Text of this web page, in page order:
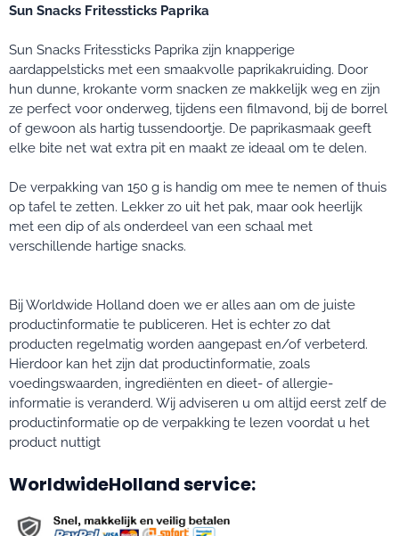
Sun Snacks Fritessticks Paprika
Sun Snacks Fritessticks Paprika zijn knapperige
aardappelsticks met een smaakvolle paprikakruiding. Door
hun dunne, krokante vorm snacken ze makkelijk weg en zijn
ze perfect voor onderweg, tijdens een filmavond, bij de borrel
of gewoon als hartig tussendoortje. De paprikasmaak geeft
elke bite net wat extra pit en maakt ze ideaal om te delen.
De verpakking van 150 g is handig om mee te nemen of thuis
op tafel te zetten. Lekker zo uit het pak, maar ook heerlijk
met een dip of als onderdeel van een schaal met
verschillende hartige snacks.
Bij Worldwide Holland doen we er alles aan om de juiste
productinformatie te publiceren. Het is echter zo dat
producten regelmatig worden aangepast en/of verbeterd.
Hierdoor kan het zijn dat productinformatie, zoals
voedingswaarden, ingrediënten en dieet- of allergie-
informatie is veranderd. Wij adviseren u om altijd eerst zelf de
productinformatie op de verpakking te lezen voordat u het
product nuttigt
WorldwideHolland service: